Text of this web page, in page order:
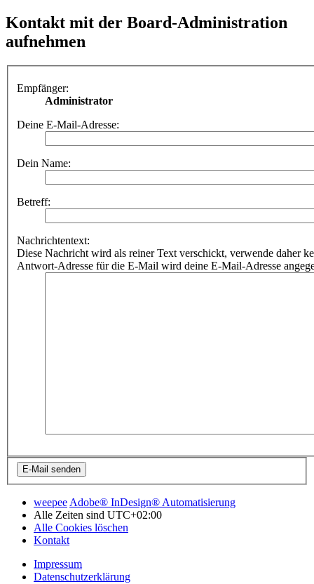
Kontakt mit der Board-Administration
aufnehmen
Empfänger:
Administrator
Deine E-Mail-Adresse:
Dein Name:
Betreff:
Nachrichtentext:
Diese Nachricht wird als reiner Text verschickt, verwende daher
Antwort-Adresse für die E-Mail wird deine E-Mail-Adresse
weepeeAdobe® InDesign® Automatisierung
Alle Zeiten sind UTC+02:00
Alle Cookies löschen
Kontakt
Impressum
Datenschutzerklärung